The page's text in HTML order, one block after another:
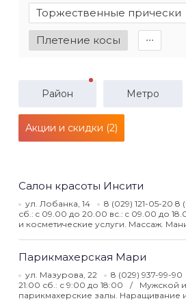
Торжественные прически
Плетение косы ∙∙∙
Район Метро
Акции и скидки (2)
Салон красоты Инсити
ул. Лобанка, 14 8 (029) 121-05-20 8
сб.: c 09.00 до 20.00 вс.: c 09.00 до
и косметические услуги. Массаж.
Парикмахерская Мари
ул. Мазурова, 22 8 (029) 937-99-90
21:00 сб.: с 9:00 до 18:00
Мужской
парикмахерские залы. Наращивание